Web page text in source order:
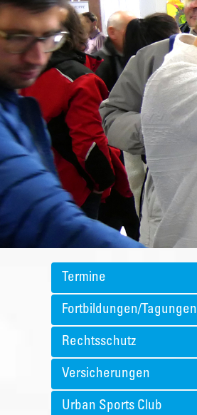
Termine
Fortbildungen/Tagungen
Rechtsschutz
Versicherungen
Urban Sports Club